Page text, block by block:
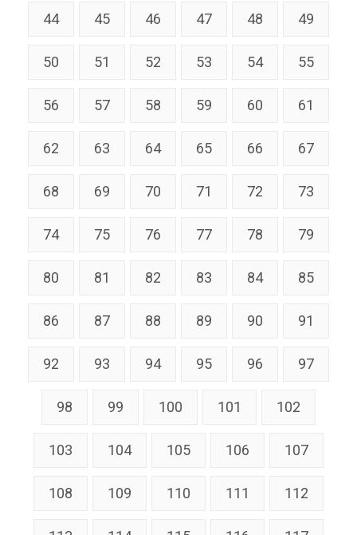
44 45 46 47 48 49
50 51 52 53 54 55
56 57 58 59 60 61
62 63 64 65 66 67
68 69 70 71 72 73
74 75 76 77 78 79
80 81 82 83 84 85
86 87 88 89 90 91
92 93 94 95 96 97
98 99 100 101 102
103 104 105 106 107
108 109 110 111 112